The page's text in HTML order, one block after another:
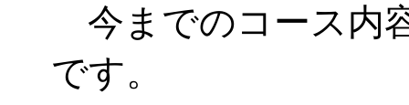
今までのコース内
です。